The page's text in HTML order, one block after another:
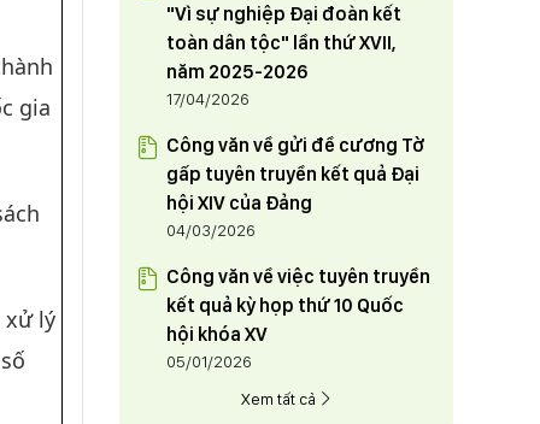
gia
xử lý
"Vì sự nghiệp Đại đoàn kết
toàn dân tộc" lần thứ XVII,
năm 2025-2026
17/04/2026
Công văn về gửi đề cương Tờ
gấp tuyên truyền kết quả Đại
hội XIV của Đảng
04/03/2026
Công văn về việc tuyên truyền
kết quả kỳ họp thứ 10 Quốc
hội khóa XV
05/01/2026
Xem tất cả